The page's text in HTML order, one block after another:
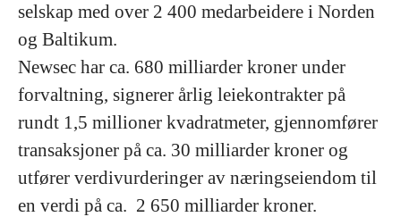
selskap med over 2 400 medarbeidere i Norden
og Baltikum.
Newsec har ca. 680 milliarder kroner under
forvaltning, signerer årlig leiekontrakter på
rundt 1,5 millioner kvadratmeter, gjennomfører
transaksjoner på ca. 30 milliarder kroner og
utfører verdivurderinger av næringseiendom til
en verdi på ca. 2 650 milliarder kroner.